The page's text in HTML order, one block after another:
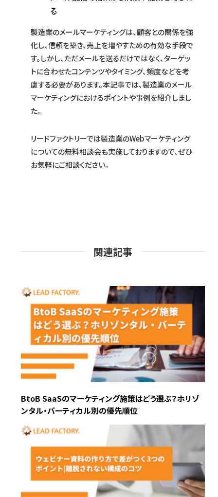
る
製造業のメールマーケティングは、顧客との関係を強
化し、信頼を築き、売上を増やすための有効な手段で
す。しかし、ただメールを送るだけではなく、ターゲッ
トに合わせたコンテンツやタイミング、頻度などを考
慮する必要があります。本記事では、製造業のメール
マーケティングにおけるポイントや事例を紹介しまし
た。
リードファクトリーでは製造業のWebマーケティング
についての無料相談会も実施しておりますので、ぜひ
お気軽にご相談ください。
関連記事
BtoB SaaSのマーケティング施策はどう選ぶ？ホリゾ
ンタル・バーティカル別の優先順位